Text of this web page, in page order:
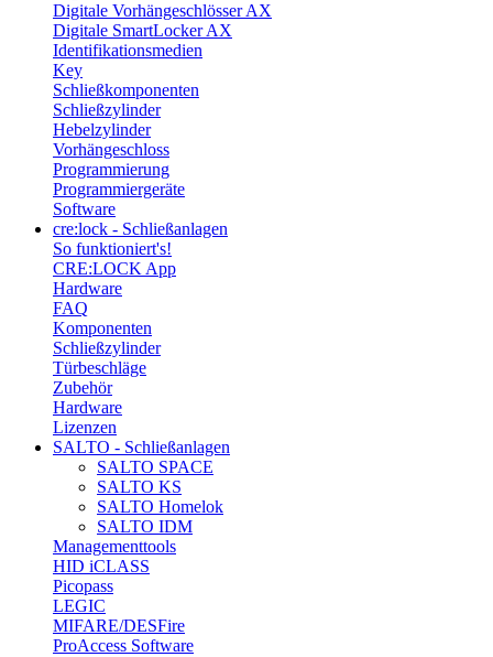
Digitale Vorhängeschlösser AX
Digitale SmartLocker AX
Identifikationsmedien
Key
Schließkomponenten
Schließzylinder
Hebelzylinder
Vorhängeschloss
Programmierung
Programmiergeräte
Software
cre:lock - Schließanlagen
So funktioniert's!
CRE:LOCK App
Hardware
FAQ
Komponenten
Schließzylinder
Türbeschläge
Zubehör
Hardware
Lizenzen
SALTO - Schließanlagen
SALTO SPACE
SALTO KS
SALTO Homelok
SALTO IDM
Managementtools
HID iCLASS
Picopass
LEGIC
MIFARE/DESFire
ProAccess Software